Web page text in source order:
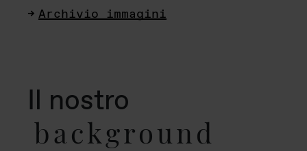
Archivio immagini
Il nostro
background